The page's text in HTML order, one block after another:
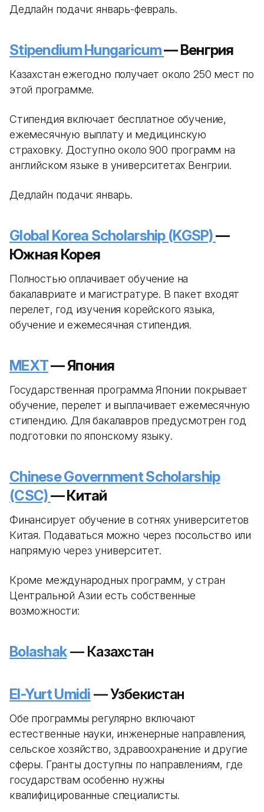
Дедлайн подачи: январь-февраль.
Stipendium Hungaricum— Венгрия
Казахстан ежегодно получает около 250 мест по
этой программе.
Стипендия включает бесплатное обучение,
ежемесячную выплату и медицинскую
страховку. Доступно около 900 программ на
английском языке в университетах Венгрии.
Дедлайн подачи: январь.
Global Korea Scholarship (KGSP)—
Южная Корея
Полностью оплачивает обучение на
бакалавриате и магистратуре. В пакет входят
перелет, год изучения корейского языка,
обучение и ежемесячная стипендия.
MEXT— Япония
Государственная программа Японии покрывает
обучение, перелет и выплачивает ежемесячную
стипендию. Для бакалавров предусмотрен год
подготовки по японскому языку.
Chinese Government Scholarship
(CSC)— Китай
Финансирует обучение в сотнях университетов
Китая. Подаваться можно через посольство или
напрямую через университет.
Кроме международных программ, у стран
Центральной Азии есть собственные
возможности:
Bolashak— Казахстан
El-Yurt Umidi — Узбекистан
Обе программы регулярно включают
естественные науки, инженерные направления,
сельское хозяйство, здравоохранение и другие
сферы. Гранты доступны по направлениям, где
государствам особенно нужны
квалифицированные специалисты.